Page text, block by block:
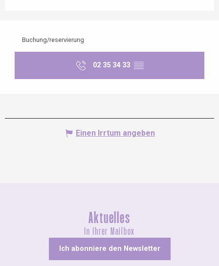
Buchung/reservierung
02 35 34 33 ▒▒
Einen Irrtum angeben
Aktuelles
In Ihrer Mailbox
Ich abonniere den Newsletter